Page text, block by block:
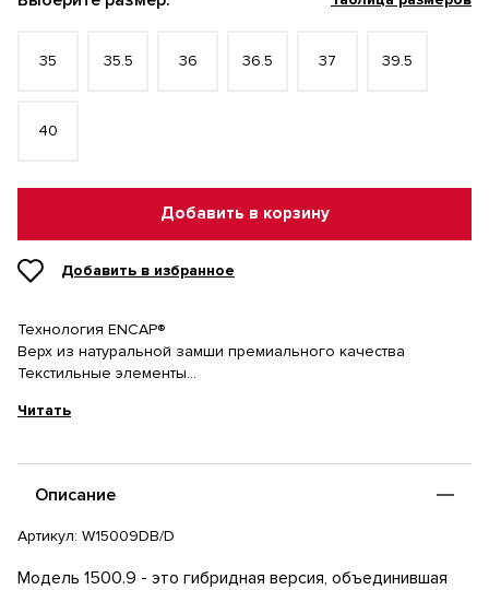
35 35.5 36 36.5 37 39.5
40
Добавить в корзину
Добавить в избранное
Технология ENCAP®
Верх из натуральной замши премиального качества
Текстильные элементы
Производство в Англии
Читать
Описание
Артикул: W15009DB/D
Модель 1500.9 - это гибридная версия, объединившая